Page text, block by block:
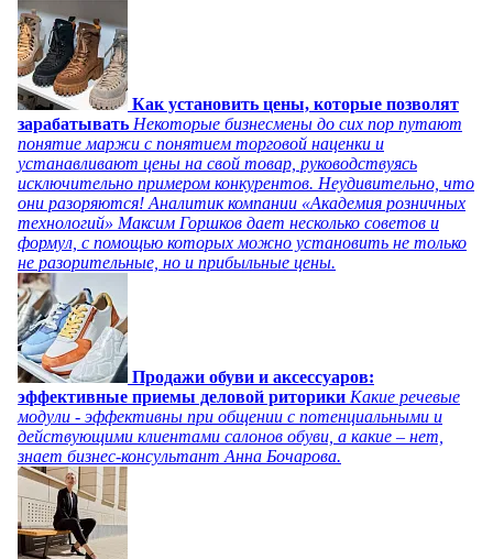
Как установить цены, которые позволят
зарабатывать Некоторые бизнесмены до сих пор путают
понятие маржи с понятием торговой наценки и
устанавливают цены на свой товар, руководствуясь
исключительно примером конкурентов. Неудивительно, что
они разоряются! Аналитик компании «Академия розничных
технологий» Максим Горшков дает несколько советов и
формул, с помощью которых можно установить не только
не разорительные, но и прибыльные цены.
Продажи обуви и аксессуаров:
эффективные приемы деловой риторики Какие речевые
модули - эффективны при общении с потенциальными и
действующими клиентами салонов обуви, а какие – нет,
знает бизнес-консультант Анна Бочарова.